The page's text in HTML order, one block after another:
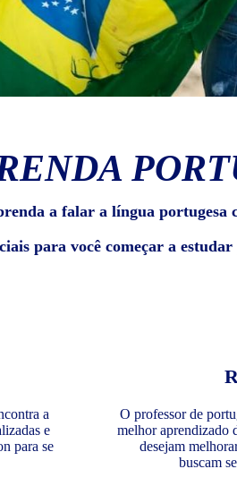
a falar a língua portugesa
para você começar a
a
e
para se
O professor de
melhor aprendizado
desejam
buscam